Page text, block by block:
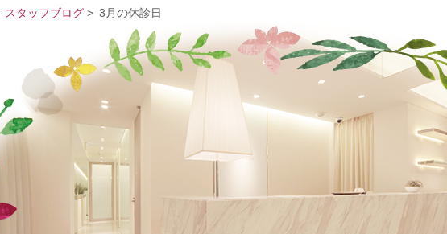
スタッフブログ > 3月の休診日